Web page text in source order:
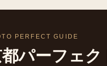
PERFECT GUIDE
パーフェク